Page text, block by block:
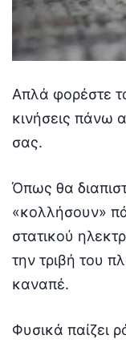
Απλά φορέστε
κινήσεις πάνω
σας.
Όπως θα
«κολλήσουν»
στατικού
την τριβή του
καναπέ.
Φυσικά παίζει